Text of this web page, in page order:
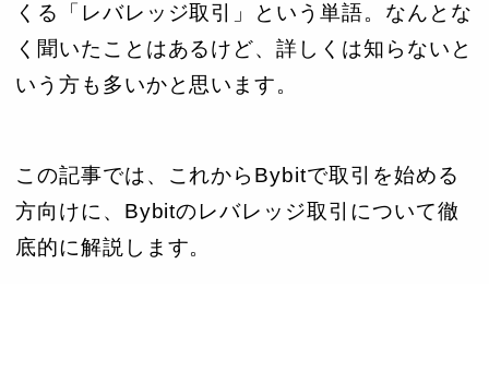
くる「レバレッジ取引」という単語。なんとな
く聞いたことはあるけど、詳しくは知らないと
いう方も多いかと思います。
この記事では、これからBybitで取引を始める
方向けに、Bybitのレバレッジ取引について徹
底的に解説します。